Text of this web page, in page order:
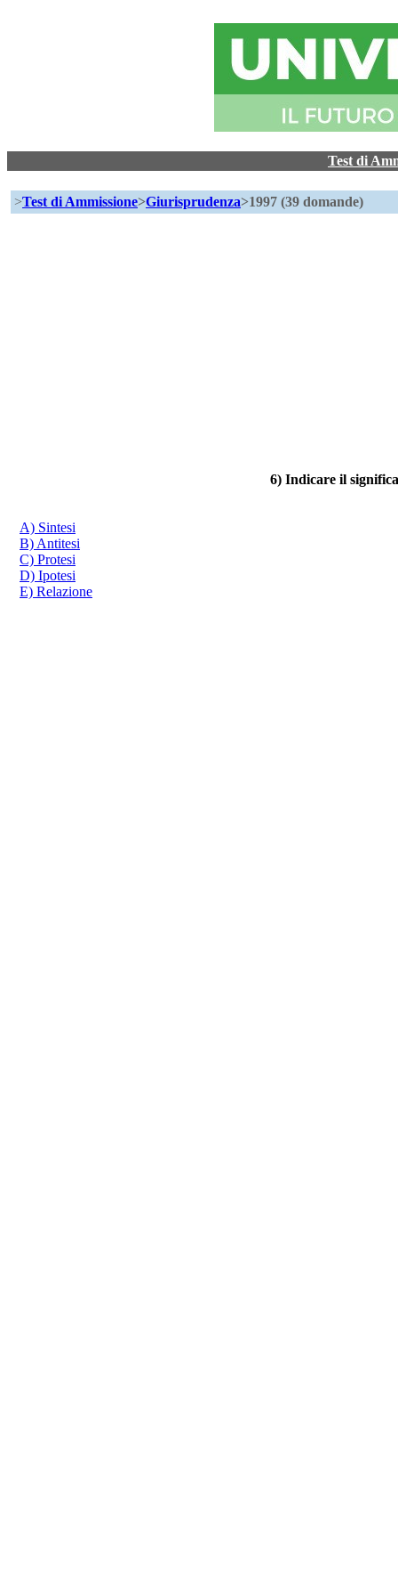
Test di
>Test di Ammissione>Giurisprudenza>1997 (39 domande)
6) Indicare il
A) Sintesi
B) Antitesi
C) Protesi
D) Ipotesi
E) Relazione